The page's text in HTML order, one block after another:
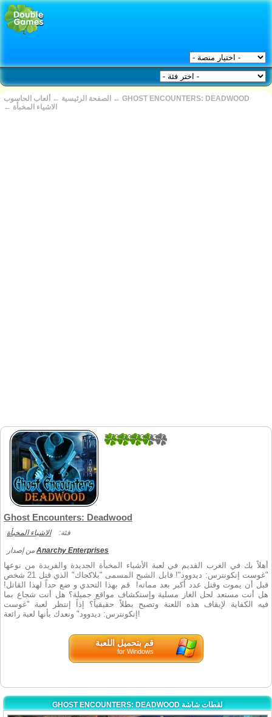
الصفحة الرئيسية ← ألعاب الحاسوب ← GHOST ENCOUNTERS: DEADWOOD
← الاشياء المخبأة
3.7333333333333
Ghost Encounters: Deadwood
فئة: الاشياء المخبأة
Anarchy Enterprises
أهلاً بك في الغرب القديم في لعبة الأشياء المخبأة الجديدة والفريدة من نوعها
"غوست إنكونترس: ديدوود"! قابل الشبح المسمى "بلاكجاك" الذي قتل 21 شخص
قبل أن يموت وقتل عدد أكبر بعد مماته! قم بهذا التحدي و ضع حداً لهذا القاتل!
هل أنت مستعد لحل الغاز مسلية وإستكشاف مواقع جميلة؟ هل أنت شجاع بما
فيه الكفاية لإيقاف هذه اللعنة وتصبح بطلاً حقيقياً؟ إذاً إنتظر لعبة "غوست
إنكونترس: ديدوود" ونعدك بأنها لعبة رائعة!
قم بتحميل اللعبة
for Windows
GHOST ENCOUNTERS: DEADWOOD لقطات شاشة